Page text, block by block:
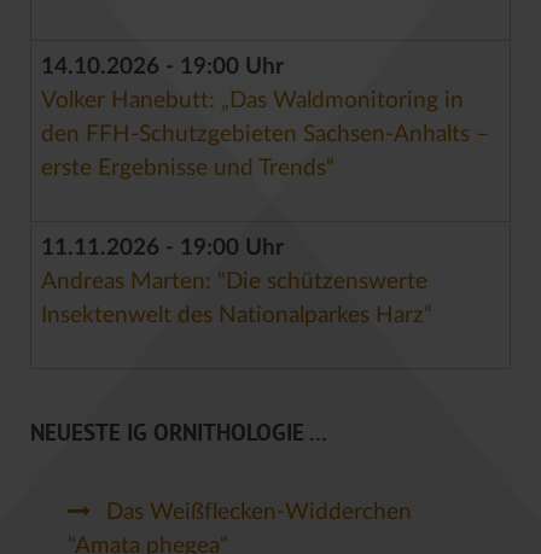
14.10.2026 - 19:00 Uhr
Volker Hanebutt: „Das Waldmonitoring in
den FFH-Schutzgebieten Sachsen-Anhalts –
erste Ergebnisse und Trends“
11.11.2026 - 19:00 Uhr
Andreas Marten: "Die schützenswerte
Insektenwelt des Nationalparkes Harz“
NEUESTE IG ORNITHOLOGIE ...
Das Weißflecken-Widderchen
"Amata phegea"